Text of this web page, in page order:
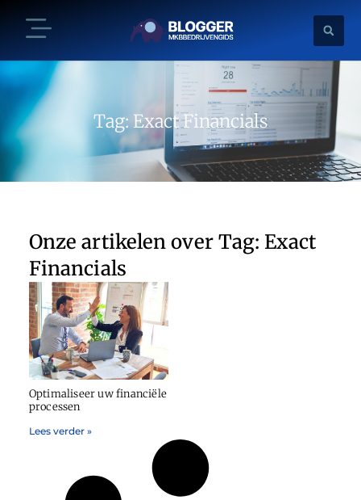
Tag: Exact Financials
Onze artikelen over Tag: Exact
Financials
Optimaliseer uw financiële
processen
Lees verder »